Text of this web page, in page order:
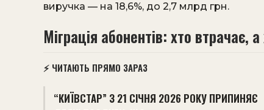
виручка — на 18,6%, до 2,7 млрд грн.
Міграція абонентів: хто втрачає,
⚡ ЧИТАЮТЬ ПРЯМО ЗАРАЗ
“КИЇВСТАР” З 21 СІЧНЯ 2026 РОКУ ПРИПИНЯЄ